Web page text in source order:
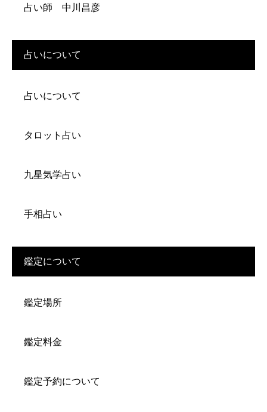
占い師 中川昌彦
占いについて
占いについて
タロット占い
九星気学占い
手相占い
鑑定について
鑑定場所
鑑定料金
鑑定予約について